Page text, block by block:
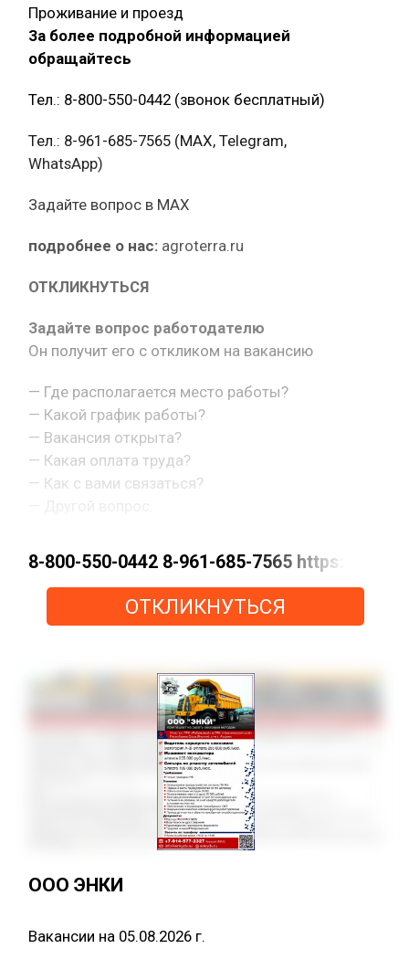
Проживание и проезд
За более подробной информацией
обращайтесь
Тел.: 8-800-550-0442 (звонок бесплатный)
Тел.: 8-961-685-7565 (МАХ, Telegram,
WhatsApp)
Задайте вопрос в MAX
подробнее о нас: agroterra.ru
ОТКЛИКНУТЬСЯ
Задайте вопрос работодателю
Он получит его с откликом на вакансию
— Где располагается место работы?
— Какой график работы?
— Вакансия открыта?
— Какая оплата труда?
— Как с вами связаться?
8-800-550-0442 8-961-685-7565 https://
ОТКЛИКНУТЬСЯ
ООО ЭНКИ
Вакансии на 05.08.2026 г.